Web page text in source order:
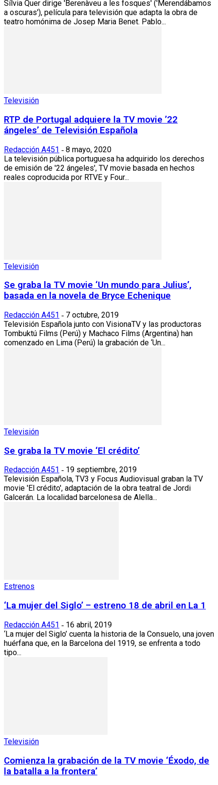
Sílvia Quer dirige 'Berenàveu a les fosques' ('Merendábamos
a oscuras'), película para televisión que adapta la obra de
teatro homónima de Josep Maria Benet. Pablo...
Televisión
RTP de Portugal adquiere la TV movie ’22
ángeles’ de Televisión Española
Redacción A451 - 8 mayo, 2020
La televisión pública portuguesa ha adquirido los derechos
de emisión de '22 ángeles', TV movie basada en hechos
reales coproducida por RTVE y Four...
Televisión
Se graba la TV movie ‘Un mundo para Julius’,
basada en la novela de Bryce Echenique
Redacción A451 - 7 octubre, 2019
Televisión Española junto con VisionaTV y las productoras
Tombuktú Films (Perú) y Machaco Films (Argentina) han
comenzado en Lima (Perú) la grabación de ‘Un...
Televisión
Se graba la TV movie ‘El crédito’
Redacción A451 - 19 septiembre, 2019
Televisión Española, TV3 y Focus Audiovisual graban la TV
movie 'El crédito', adaptación de la obra teatral de Jordi
Galcerán. La localidad barcelonesa de Alella...
Estrenos
‘La mujer del Siglo’ – estreno 18 de abril en La 1
Redacción A451 - 16 abril, 2019
‘La mujer del Siglo’ cuenta la historia de la Consuelo, una joven
huérfana que, en la Barcelona del 1919, se enfrenta a todo
tipo...
Televisión
Comienza la grabación de la TV movie ‘Éxodo, de
la batalla a la frontera’